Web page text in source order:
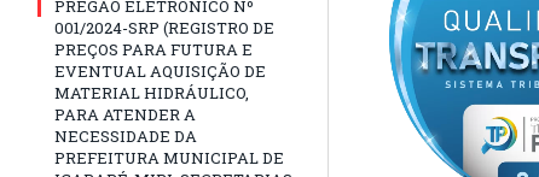
PREGÃO ELETRÔNICO Nº
001/2024-SRP (REGISTRO DE
PREÇOS PARA FUTURA E
EVENTUAL AQUISIÇÃO DE
MATERIAL HIDRÁULICO,
PARA ATENDER A
NECESSIDADE DA
PREFEITURA MUNICIPAL DE